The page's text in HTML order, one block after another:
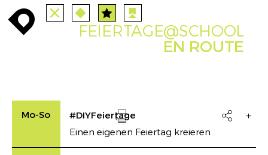
enroute enroute TUTTE station STAZIONI
EVENTS agenda FILTRO enroute INFO
close route angebote anreise
FEIERTAGE@SCHOOL
EN ROUTE
Mo-So #DIYFeiertage
Drucken

Einen eigenen Feiertag kreieren